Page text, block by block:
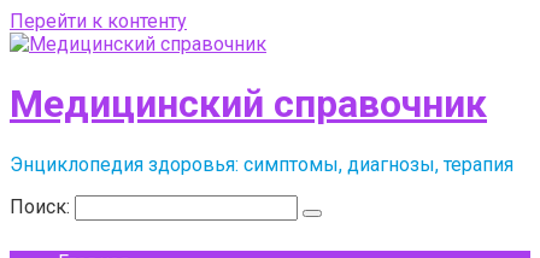
Перейти к контенту
Медицинский справочник
Энциклопедия здоровья: симптомы, диагнозы, терапия
Поиск: